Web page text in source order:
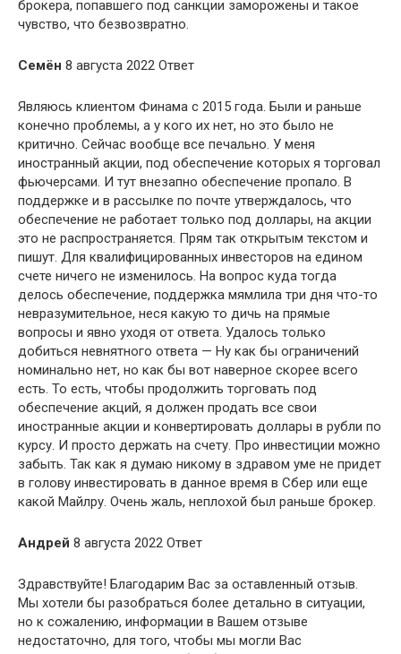
брокера, попавшего под санкции заморожены и такое
чувство, что безвозвратно.
Семён 8 августа 2022 Ответ
Являюсь клиентом Финама с 2015 года. Были и раньше
конечно проблемы, а у кого их нет, но это было не
критично. Сейчас вообще все печально. У меня
иностранный акции, под обеспечение которых я торговал
фьючерсами. И тут внезапно обеспечение пропало. В
поддержке и в рассылке по почте утверждалось, что
обеспечение не работает только под доллары, на акции
это не распространяется. Прям так открытым текстом и
пишут. Для квалифицированных инвесторов на едином
счете ничего не изменилось. На вопрос куда тогда
делось обеспечение, поддержка мямлила три дня что-то
невразумительное, неся какую то дичь на прямые
вопросы и явно уходя от ответа. Удалось только
добиться невнятного ответа — Ну как бы ограничений
номинально нет, но как бы вот наверное скорее всего
есть. То есть, чтобы продолжить торговать под
обеспечение акций, я должен продать все свои
иностранные акции и конвертировать доллары в рубли по
курсу. И просто держать на счету. Про инвестиции можно
забыть. Так как я думаю никому в здравом уме не придет
в голову инвестировать в данное время в Сбер или еще
какой Майлру. Очень жаль, неплохой был раньше брокер.
Андрей 8 августа 2022 Ответ
Здравствуйте! Благодарим Вас за оставленный отзыв.
Мы хотели бы разобраться более детально в ситуации,
но к сожалению, информации в Вашем отзыве
недостаточно, для того, чтобы мы могли Вас